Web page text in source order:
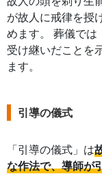
が故人に戒律を授
めます。 葬儀では
受け継いだことを
ます。
引導の儀式
「引導の儀式」は
な作法で、導師が